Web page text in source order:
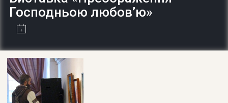
ДОВІДКА
Господньою любов’ю»